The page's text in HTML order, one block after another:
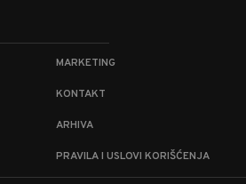
MARKETING
KONTAKT
ARHIVA
PRAVILA I USLOVI KORIŠĆENJA